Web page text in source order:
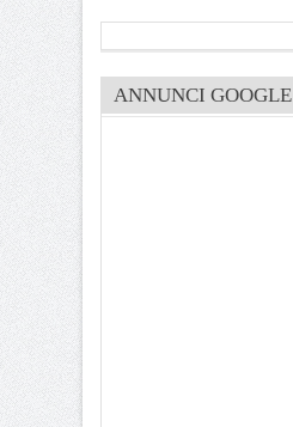
ANNUNCI GOOGLE